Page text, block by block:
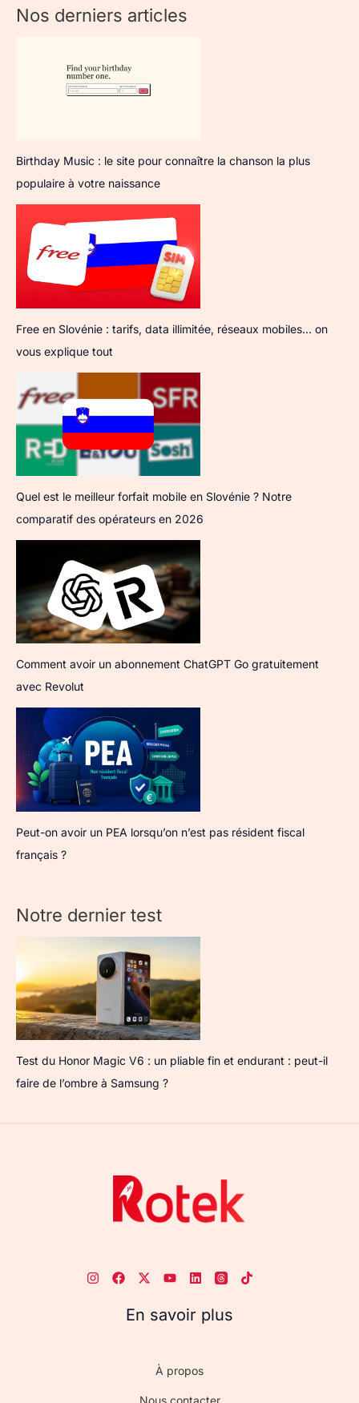
Nos derniers articles
Birthday Music : le site pour connaître la chanson la plus
populaire à votre naissance
Free en Slovénie : tarifs, data illimitée, réseaux mobiles… on
vous explique tout
Quel est le meilleur forfait mobile en Slovénie ? Notre
comparatif des opérateurs en 2026
Comment avoir un abonnement ChatGPT Go gratuitement
avec Revolut
Peut-on avoir un PEA lorsqu’on n’est pas résident fiscal
français ?
Notre dernier test
Test du Honor Magic V6 : un pliable fin et endurant : peut-il
faire de l’ombre à Samsung ?
En savoir plus
À propos
Nous contacter